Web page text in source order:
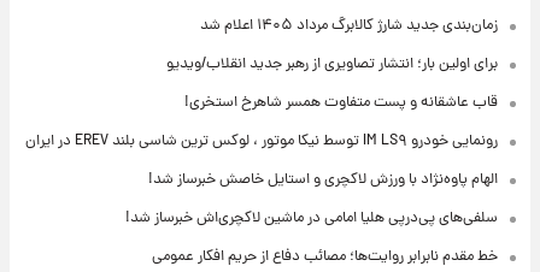
زمان‌بندی جدید شارژ کالابرگ مرداد ۱۴۰۵ اعلام شد
برای اولین بار؛ انتشار تصاویری از رهبر جدید انقلاب/ویدیو
قاب عاشقانه و پست متفاوت همسر شاهرخ استخری!
رونمایی خودرو IM LS۹ توسط نیکا موتور ، لوکس ترین شاسی بلند EREV در ایران
الهام پاوه‌نژاد با ورزش لاکچری و استایل خاصش خبرساز شد!
سلفی‌های پی‌درپی هلیا امامی در ماشین لاکچری‌اش خبرساز شد!
خط مقدم نابرابر روایت‌ها؛ مصائب دفاع از حریم افکار عمومی